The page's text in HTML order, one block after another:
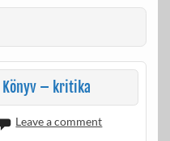
Könyv – kritika
Leave a comment